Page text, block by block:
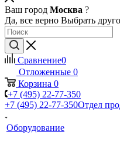
Ваш город Москва ?
Да, все верно Выбрать
Сравнение0
Отложенные 0
Корзина 0
+7 (495) 22-77-350
+7 (495) 22-77-350Отдел
Оборудование